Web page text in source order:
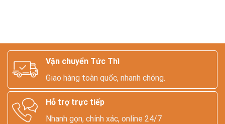
Vận chuyển Tức Thì
Giao hàng toàn quốc, nhanh chóng.
Hỗ trợ trực tiếp
Nhanh gọn, chính xác, online 24/7